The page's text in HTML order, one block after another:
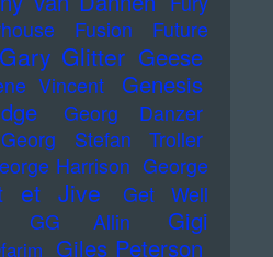
Fusion
Future
Gary Glitter Geese
Vincent
Genesis
Georg Danzer
Georg Stefan Troller
Harrison George
et Jive
Get Well
GG Allin
Gigi
Giles Peterson